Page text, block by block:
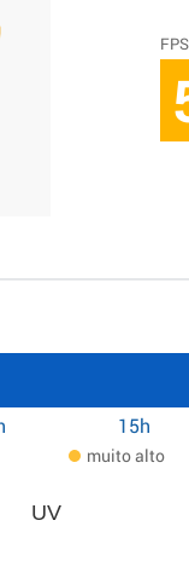
15h
muito alto
UV